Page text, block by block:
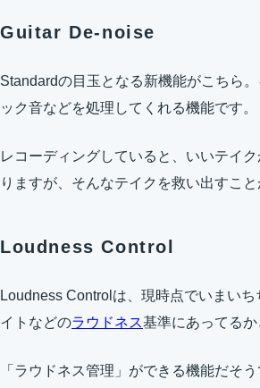
Guitar De-noise
Standardの目玉となる新機能がこちら
ック音などを処理してくれる機能です。
レコーディングしていると、いいテイ
りますが、そんなテイクを救い出すこと
Loudness Control
Loudness Controlは、現時点でいまい
イトなどのラウドネス基準にあってる
「ラウドネス管理」ができる機能だそ